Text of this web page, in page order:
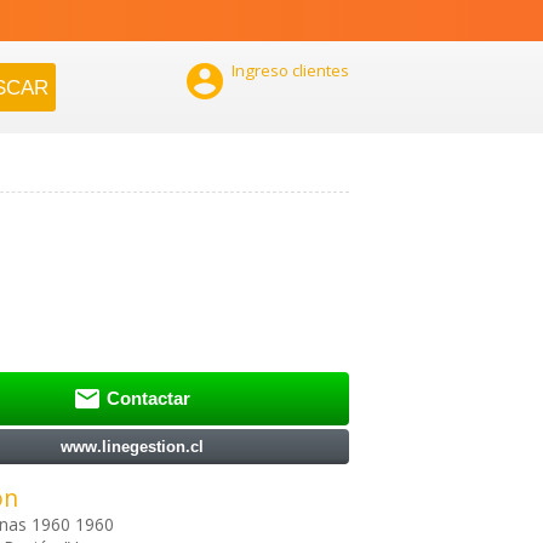
 Ingreso clientes
 Contactar
www.linegestion.cl
1960 1960